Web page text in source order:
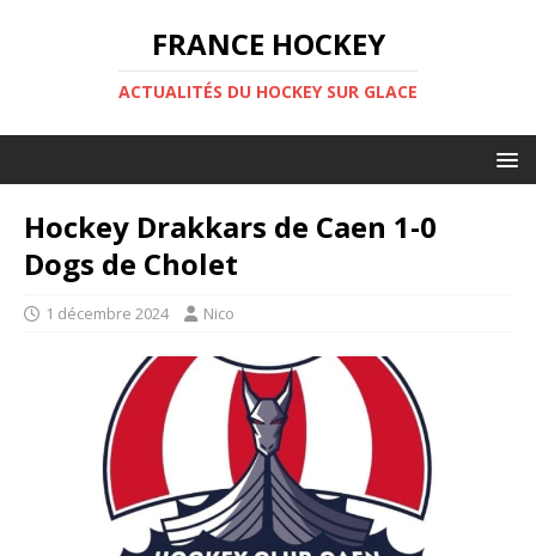
FRANCE HOCKEY
ACTUALITÉS DU HOCKEY SUR GLACE
Hockey Drakkars de Caen 1-0
Dogs de Cholet
1 décembre 2024 Nico